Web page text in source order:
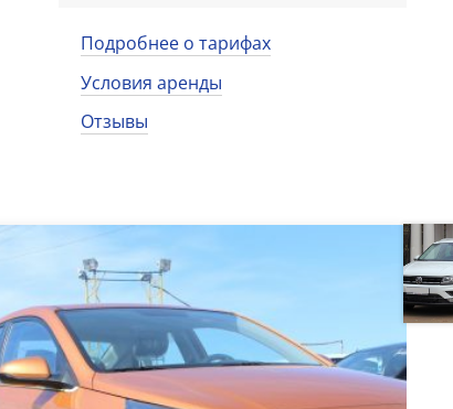
Подробнее о тарифах
Условия аренды
Отзывы